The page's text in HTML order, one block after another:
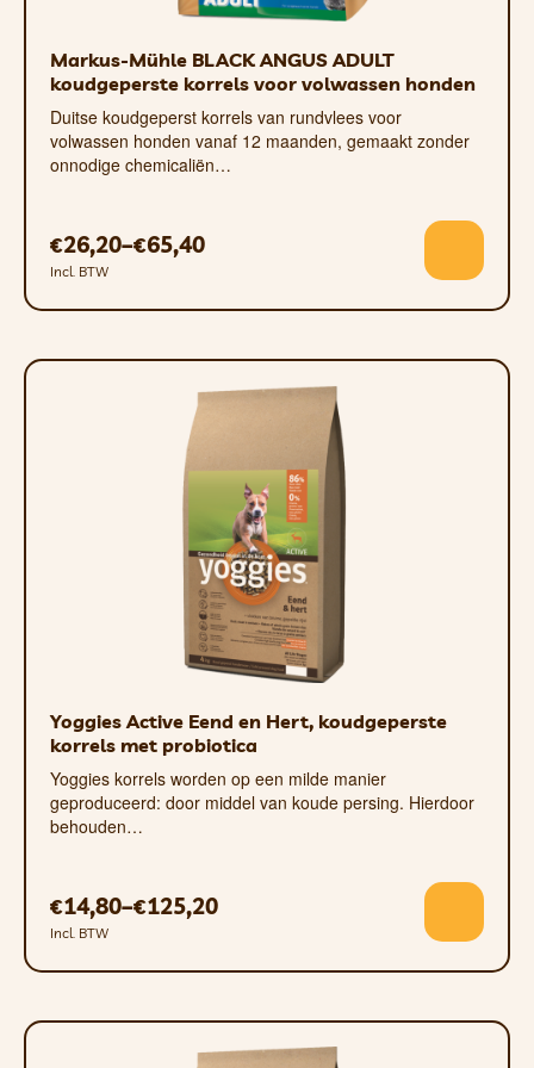
pantothenaat 7 mg, cholinechloride
Sporenelementen:
Mangaan als mangaan(II)oxide 48 mg,
Koper als koper(II)oxide 10 mg, Zink als
Energie-inhoud:
ca. 367 kcal per 100 g
DOSERING
Voor honden (dagelijks):
Gewicht van de hond
30 kg
35 kg
40 kg
50 kg
60 kg
80 kg
Markus-Mühle BLACK ANGUS ADULT
koudgeperste korrels voor volwassen honden
Duitse koudgeperst korrels van rundvlees voor
volwassen honden vanaf 12 maanden, gemaakt zonder
onnodige chemicaliën…
€26,20–€65,40
Incl. BTW
Yoggies Active Eend en Hert, koudgeperste
korrels met probiotica
Yoggies korrels worden op een milde manier
geproduceerd: door middel van koude persing. Hierdoor
behouden…
€14,80–€125,20
Incl. BTW